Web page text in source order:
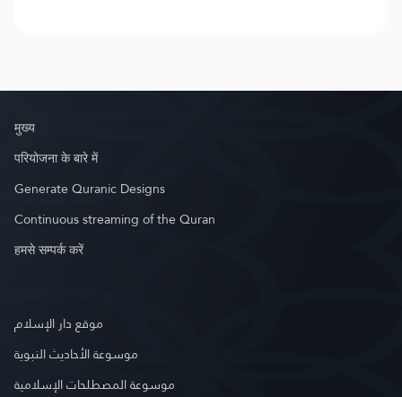
मुख्य
परियोजना के बारे में
Generate Quranic Designs
Continuous streaming of the Quran
हमसे सम्पर्क करें
موقع دار الإسلام
موسوعة الأحاديث النبوية
موسوعة المصطلحات الإسلامية